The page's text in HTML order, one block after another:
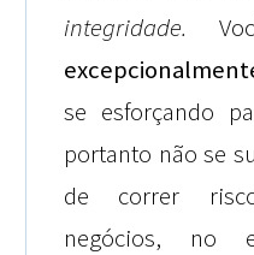
integridade.
se esforçando
portanto não se
de correr
negócios, no